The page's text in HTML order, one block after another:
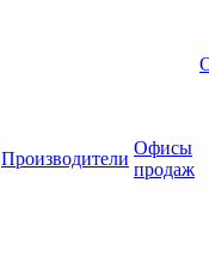
Производители
Офисы
продаж